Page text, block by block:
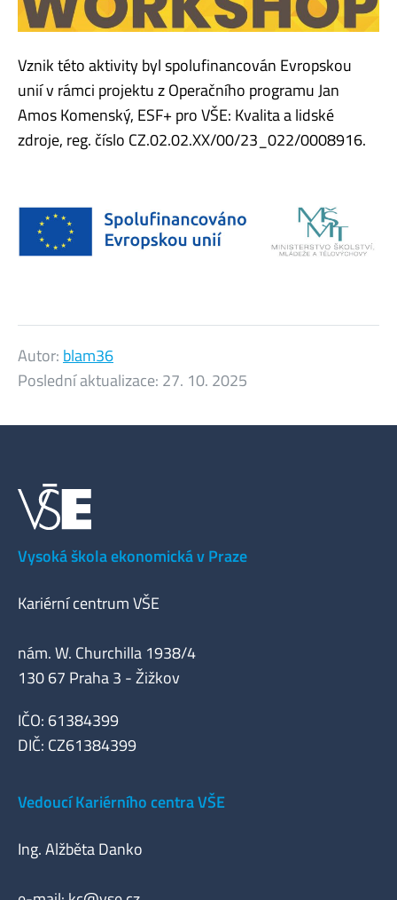
Vznik této aktivity byl spolufinancován Evropskou
unií v rámci projektu z Operačního programu Jan
Amos Komenský, ESF+ pro VŠE: Kvalita a lidské
zdroje, reg. číslo CZ.02.02.XX/00/23_022/0008916.
Autor: blam36
Poslední aktualizace: 27. 10. 2025
Vysoká škola ekonomická v Praze
Kariérní centrum VŠE
nám. W. Churchilla 1938/4
130 67 Praha 3 - Žižkov
IČO: 61384399
DIČ: CZ61384399
Vedoucí Kariérního centra VŠE
Ing. Alžběta Danko